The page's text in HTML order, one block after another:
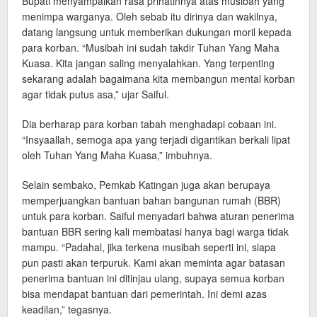
menimpa warganya. Oleh sebab itu dirinya dan wakilnya,
datang langsung untuk memberikan dukungan moril kepada
para korban. “Musibah ini sudah takdir Tuhan Yang Maha
Kuasa. Kita jangan saling menyalahkan. Yang terpenting
sekarang adalah bagaimana kita membangun mental korban
agar tidak putus asa,” ujar Saiful.
Dia berharap para korban tabah menghadapi cobaan ini.
“Insyaallah, semoga apa yang terjadi digantikan berkali lipat
oleh Tuhan Yang Maha Kuasa,” imbuhnya.
Selain sembako, Pemkab Katingan juga akan berupaya
memperjuangkan bantuan bahan bangunan rumah (BBR)
untuk para korban. Saiful menyadari bahwa aturan penerima
bantuan BBR sering kali membatasi hanya bagi warga tidak
mampu. “Padahal, jika terkena musibah seperti ini, siapa
pun pasti akan terpuruk. Kami akan meminta agar batasan
penerima bantuan ini ditinjau ulang, supaya semua korban
bisa mendapat bantuan dari pemerintah. Ini demi azas
keadilan,” tegasnya.